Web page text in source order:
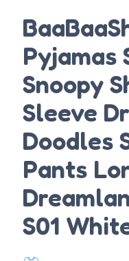
Pyjamas
Snoopy
Sleeve
Doodles
Pants
S01